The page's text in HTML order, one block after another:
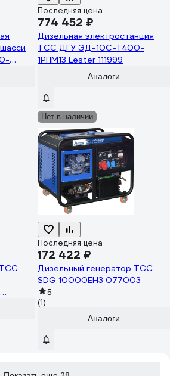
Последняя цена
774 452 ₽
Дизельная электростанция
ТСС ДГУ ЭД-10С-Т400-
1РПМ13 Lester 111999
Аналоги
Нет в наличии
Последняя цена
172 422 ₽
Дизельный генератор ТСС
SDG 10000EH3 077003
5
(1)
Аналоги